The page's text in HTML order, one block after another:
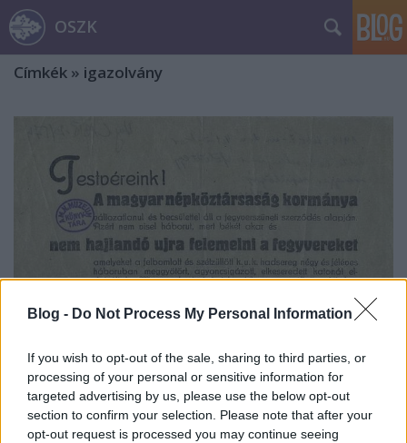
Blog - Do Not Process My Personal Information
If you wish to opt-out of the sale, sharing to third parties, or
processing of your personal or sensitive information for
targeted advertising by us, please use the below opt-out
section to confirm your selection. Please note that after your
opt-out request is processed you may continue seeing
OSZK
Címkék » igazolvány
Trianon-emlékek a Plakát- és
Kisnyomtatványtárban